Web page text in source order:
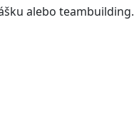
alebo teambuilding.